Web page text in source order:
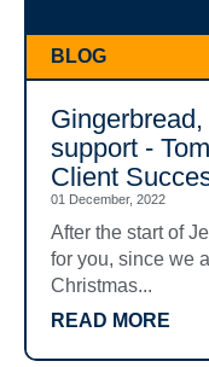
BLOG
support -
Client
01 December, 2022
After the start of
for you, since we
Christmas...
READ MORE